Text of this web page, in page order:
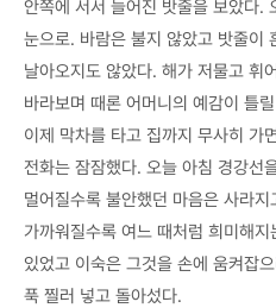
안쪽에 서서 늘어진 밧줄을 보았다.
눈으로. 바람은 불지 않았고 밧줄이
날아오지도 않았다. 해가 저물고 휘
바라보며 때론 어머니의 예감이 틀
이제 막차를 타고 집까지 무사히 가
전화는 잠잠했다. 오늘 아침 경강선
멀어질수록 불안했던 마음은 사라
가까워질수록 여느 때처럼 희미해
있었고 이숙은 그것을 손에 움켜잡
푹 찔러 넣고 돌아섰다.